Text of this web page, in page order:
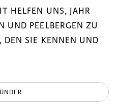
HELFEN UNS, JAHR
UND PEELBERGEN ZU
SIE KENNEN UND